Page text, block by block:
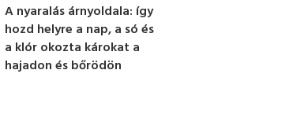
A nyaralás árnyoldala: így
hozd helyre a nap, a só és
a klór okozta károkat a
hajadon és bőrödön